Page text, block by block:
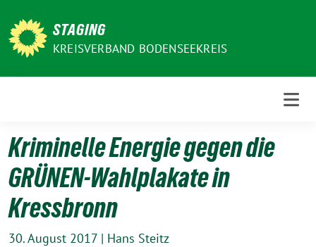
zum
Inhalt
STAGING
KREISVERBAND BODENSEEKREIS
Kriminelle Energie gegen die
GRÜNEN-Wahlplakate in
Kressbronn
30. August 2017 | Hans Steitz